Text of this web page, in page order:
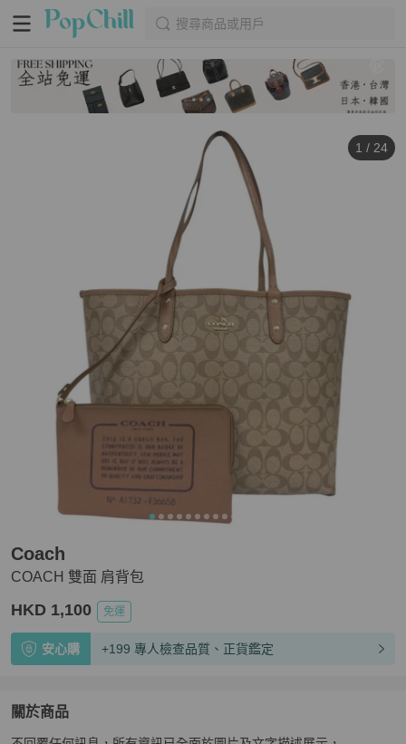
搜尋商品或用戶
1 / 24
COACH 雙面 肩背包
Coach
HKD 1,100 免運
安心購 +199 專人檢查品質、正貨鑑定
關於商品